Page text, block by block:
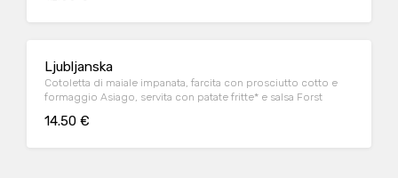
Ljubljanska
Cotoletta di maiale impanata, farcita con prosciutto cotto e
formaggio Asiago, servita con patate fritte* e salsa Forst
14.50 €